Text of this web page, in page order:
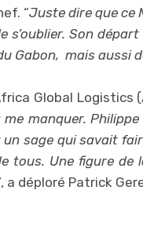
“Juste dire que ce
s’oublier. Son
Gabon, mais aussi
Global Logistics
me manquer.
sage qui savait
tous. Une figure de
, a déploré Patrick